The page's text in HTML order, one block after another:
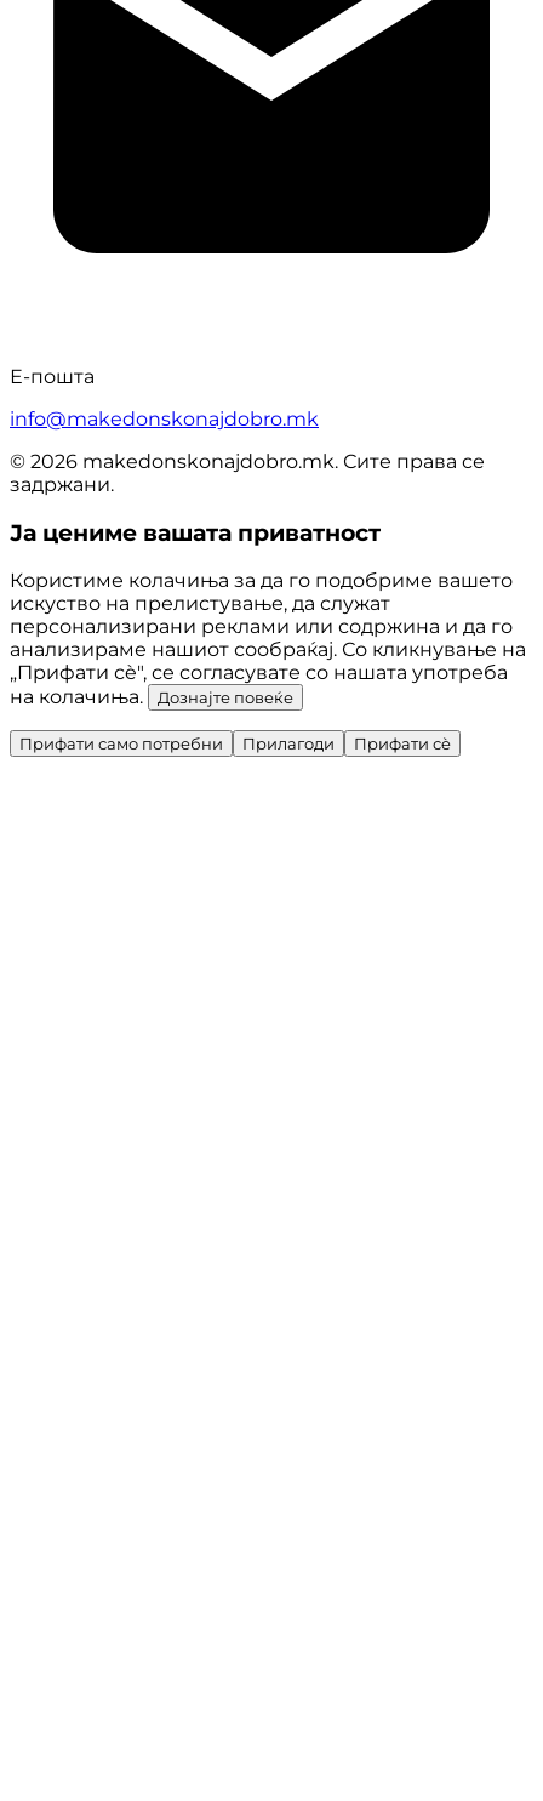
Е-пошта
info@makedonskonajdobro.mk
© 2026 makedonskonajdobro.mk. Сите права се
задржани.
Ја цениме вашата приватност
Користиме колачиња за да го подобриме вашето
искуство на прелистување, да служат
персонализирани реклами или содржина и да го
анализираме нашиот сообраќај. Со кликнување на
„Прифати сè", се согласувате со нашата употреба
на колачиња.
Дознајте повеќе
Прифати само потребни Прилагоди Прифати сè